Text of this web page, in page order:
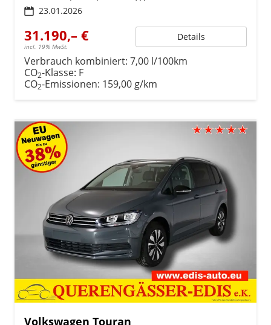
23.01.2026
31.190,– €
incl. 19% MwSt.
Details
Verbrauch kombiniert: 7,00 l/100km
CO2-Klasse: F
CO2-Emissionen: 159,00 g/km
Volkswagen Touran